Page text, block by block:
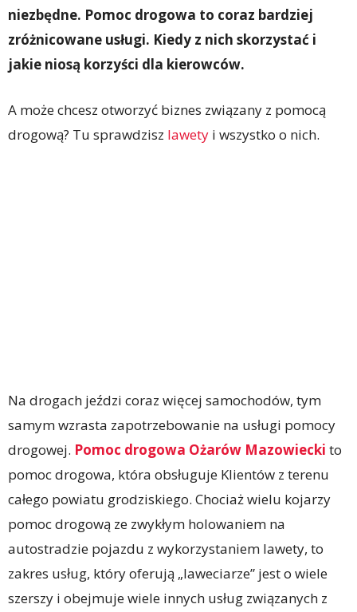
niezbędne. Pomoc drogowa to coraz bardziej
zróżnicowane usługi. Kiedy z nich skorzystać i
jakie niosą korzyści dla kierowców.
A może chcesz otworzyć biznes związany z pomocą
drogową? Tu sprawdzisz lawety i wszystko o nich.
Na drogach jeździ coraz więcej samochodów, tym
samym wzrasta zapotrzebowanie na usługi pomocy
drogowej. Pomoc drogowa Ożarów Mazowiecki to
pomoc drogowa, która obsługuje Klientów z terenu
całego powiatu grodziskiego. Chociaż wielu kojarzy
pomoc drogową ze zwykłym holowaniem na
autostradzie pojazdu z wykorzystaniem lawety, to
zakres usług, który oferują „laweciarze” jest o wiele
szerszy i obejmuje wiele innych usług związanych z